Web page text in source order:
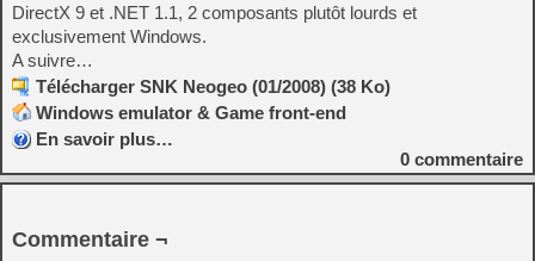
DirectX 9 et .NET 1.1, 2 composants plutôt lourds et
exclusivement Windows.
A suivre…
Télécharger SNK Neogeo (01/2008) (38 Ko)
Windows emulator & Game front-end
En savoir plus…
0 commentaire
Commentaire ¬